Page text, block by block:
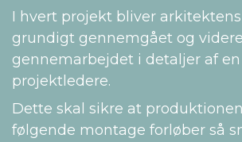
I hvert projekt bliver
grundigt gennemgået og videre
gennemarbejdet i detaljer af en
projektledere.
Dette skal sikre at
følgende montage forløber så